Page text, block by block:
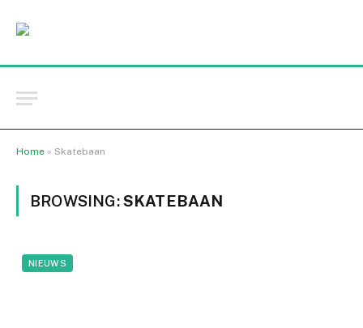
Home » Skatebaan
BROWSING:SKATEBAAN
NIEUWS